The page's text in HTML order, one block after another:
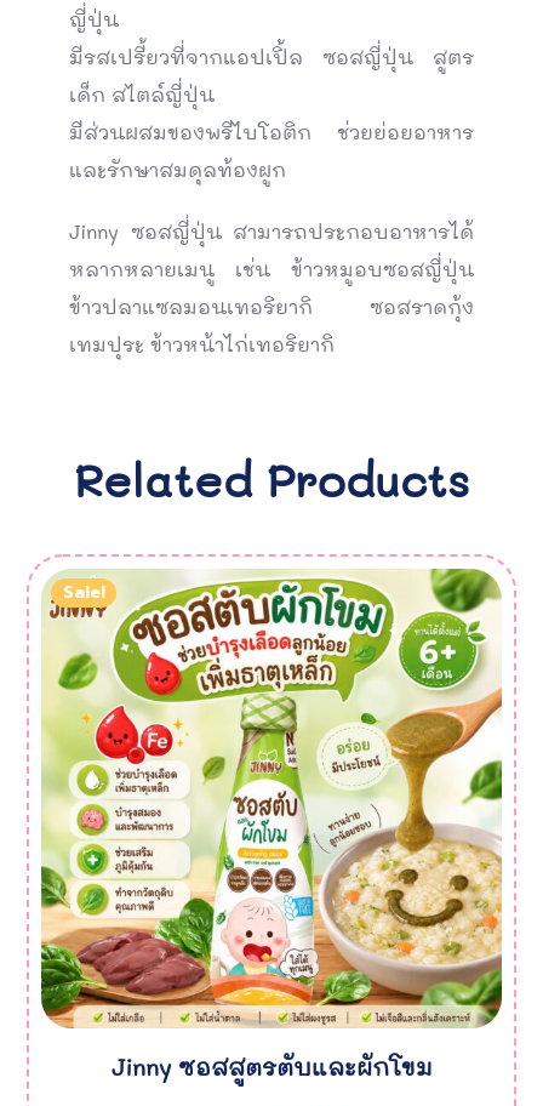
ญี่ปุ่น
มีรสเปรี้ยวที่จากแอปเปิ้ล ซอสญี่ปุ่น สูตร
เด็ก สไตล์ญี่ปุ่น
มีส่วนผสมของพรีไบโอติก ช่วยย่อยอาหาร
และรักษาสมดุลท้องผูก
Jinny ซอสญี่ปุ่น สามารถประกอบอาหารได้
หลากหลายเมนู เช่น ข้าวหมูอบซอสญี่ปุ่น
ข้าวปลาแซลมอนเทอริยากิ ซอสราดกุ้ง
เทมปุระ ข้าวหน้าไก่เทอริยากิ
Related Products
Sale!
Jinny ซอสสูตรตับและผักโขม